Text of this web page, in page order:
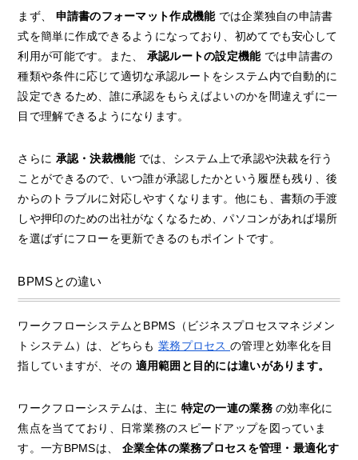
まず、 申請書のフォーマット作成機能 では企業独自の申請書
式を簡単に作成できるようになっており、初めてでも安心して
利用が可能です。また、 承認ルートの設定機能 では申請書の
種類や条件に応じて適切な承認ルートをシステム内で自動的に
設定できるため、誰に承認をもらえばよいのかを間違えずに一
目で理解できるようになります。
さらに 承認・決裁機能 では、システム上で承認や決裁を行う
ことができるので、いつ誰が承認したかという履歴も残り、後
からのトラブルに対応しやすくなります。他にも、書類の手渡
しや押印のための出社がなくなるため、パソコンがあれば場所
を選ばずにフローを更新できるのもポイントです。
BPMSとの違い
ワークフローシステムとBPMS（ビジネスプロセスマネジメン
トシステム）は、どちらも業務プロセスの管理と効率化を目
指していますが、その 適用範囲と目的には違いがあります。
ワークフローシステムは、主に 特定の一連の業務の効率化に
焦点を当てており、日常業務のスピードアップを図っていま
す。一方BPMSは、 企業全体の業務プロセスを管理・最適化す